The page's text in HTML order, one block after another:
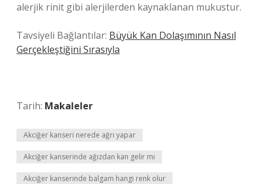
alerjik rinit gibi alerjilerden kaynaklanan mukustur.
Tavsiyeli Bağlantılar: Büyük Kan Dolaşımının Nasıl
Gerçekleştiğini Sırasıyla
Tarih: Makaleler
Akciğer kanseri nerede ağrı yapar
Akciğer kanserinde ağızdan kan gelir mi
Akciğer kanserinde balgam hangi renk olur